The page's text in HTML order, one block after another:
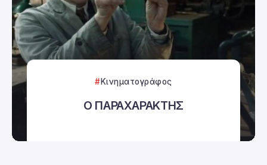
Κινηματογράφος
Ο ΠΑΡΑΧΑΡΑΚΤΗΣ